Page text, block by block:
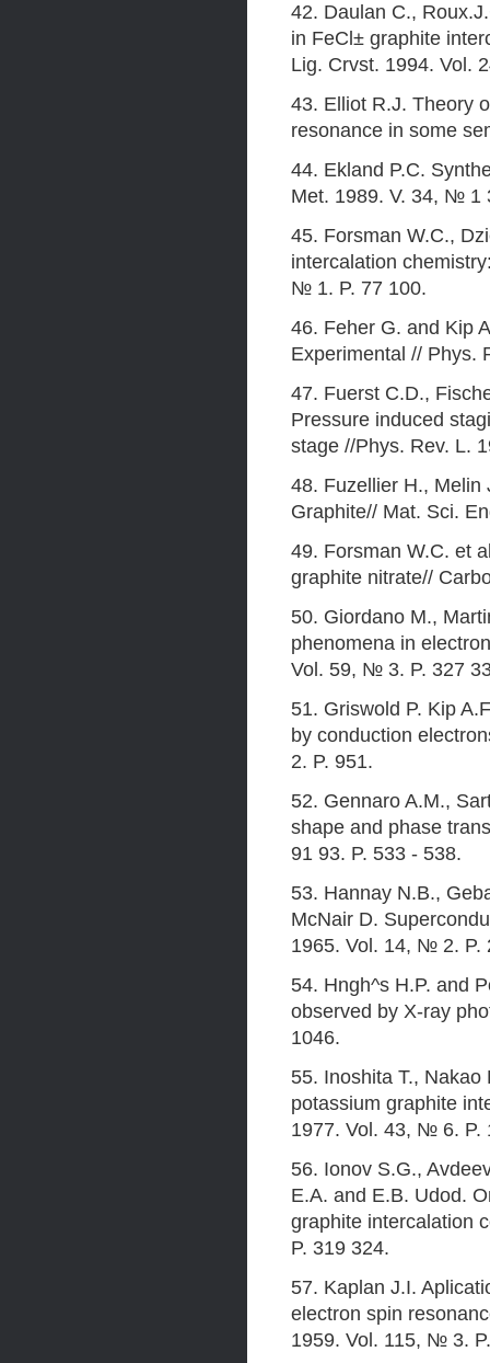
42. Daulan C.,
in FeCl± graphite
Lig. Crvst. 1994. Vol.
43. Elliot R.J. Theory
resonance in some
44. Ekland P.C.
Met. 1989. V. 34, № 1
45. Forsman W.C.,
intercalation
№ 1. P. 77 100.
46. Feher G. and Kip
Experimental // Phys.
47. Fuerst C.D.,
Pressure induced
stage //Phys. Rev. L.
48. Fuzellier H., Melin
Graphite// Mat. Sci.
49. Forsman W.C. et
graphite nitrate//
50. Giordano M.,
phenomena in
Vol. 59, № 3. P. 327
51. Griswold P. Kip
by conduction
2. P. 951.
52. Gennaro A.M.,
shape and phase
91 93. P. 533 - 538.
53. Hannay N.B.,
McNair D.
1965. Vol. 14, № 2. P.
54. Hngh^s H.P. and
observed by X-ray
1046.
55. Inoshita Т.,
potassium graphite
1977. Vol. 43, № 6. P.
56. Ionov S.G.,
E.A. and E.B. Udod.
graphite intercalation
P. 319 324.
57. Kaplan J.I.
electron spin
1959. Vol. 115, № 3.